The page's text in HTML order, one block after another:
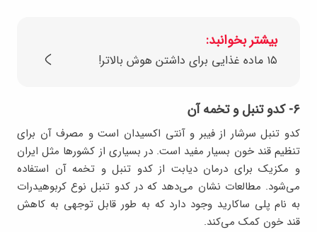
بیشتر بخوانبد:
۱۵ ماده غذایی برای داشتن هوش بالاتر!
۶- کدو تنبل و تخمه آن
کدو تنبل سرشار از فیبر و آنتی اکسیدان است و مصرف آن برای
تنظیم قند خون بسیار مفید است. در بسیاری از کشورها مثل ایران
و مکزیک برای درمان دیابت از کدو تنبل و تخمه آن استفاده
می‌شود. مطالعات نشان می‌دهد که در کدو تنبل نوع کربوهیدرات
به نام پلی ساکارید وجود دارد که به طور قابل توجهی به کاهش
قند خون کمک می‌کند.